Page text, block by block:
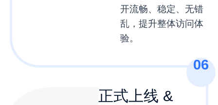
开流畅、稳定、无错
乱，提升整体访问体
验。
06
正式上线 &